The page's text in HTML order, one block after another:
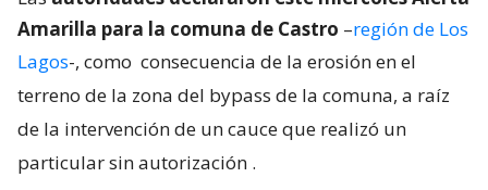
Amarilla para la comuna de Castro –región de Los
Lagos-, como consecuencia de la erosión en el
terreno de la zona del bypass de la comuna, a raíz
de la intervención de un cauce que realizó un
particular sin autorización .